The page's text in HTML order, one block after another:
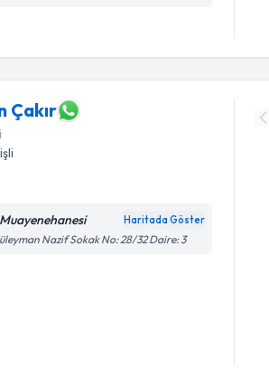
Çakır
Haritada Göster
Nazif Sokak No: 28/32 Daire: 3